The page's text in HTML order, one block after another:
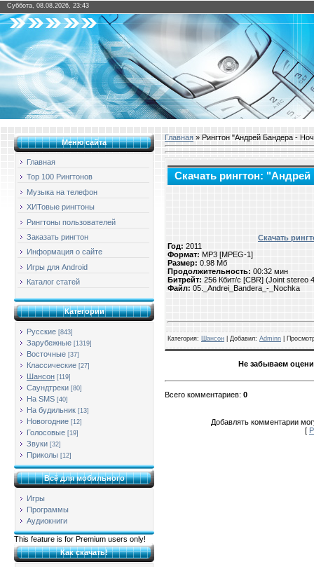
Суббота, 08.08.2026, 23:43
Меню сайта
Главная
Top 100 Рингтонов
Музыка на телефон
ХИТовые рингтоны
Рингтоны пользователей
Заказать рингтон
Информация о сайте
Игры для Android
Каталог статей
Категории
Русские [843]
Зарубежные [1319]
Восточные [37]
Классические [27]
Шансон [119]
Саундтреки [80]
На SMS [40]
На будильник [13]
Новогодние [12]
Голосовые [19]
Звуки [32]
Приколы [12]
Всё для мобильного
Игры
Программы
Аудиокниги
This feature is for Premium users only!
Как скачать!
Главная » Рингтон "Андрей Бандера -
Скачать рингтон:
Скачать
Год: 2011
Формат: MP3 [MPEG-1]
Размер: 0.98 Мб
Продолжительность: 00:32 мин
Битрейт: 256 Кбит/с [CBR] (Joint stereo
Файл: 05._Andrei_Bandera_-_Nochka
Категория: Шансон | Добавил: Adminn
Не забываем
Всего комментариев: 0
Добавлять комментарии
[